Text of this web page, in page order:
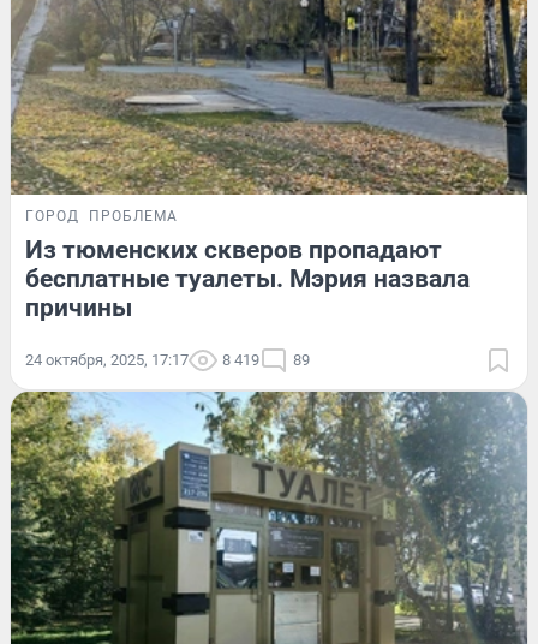
ГОРОД ПРОБЛЕМА
Из тюменских скверов пропадают
бесплатные туалеты. Мэрия назвала
причины
24 октября, 2025, 17:17 8 419 89